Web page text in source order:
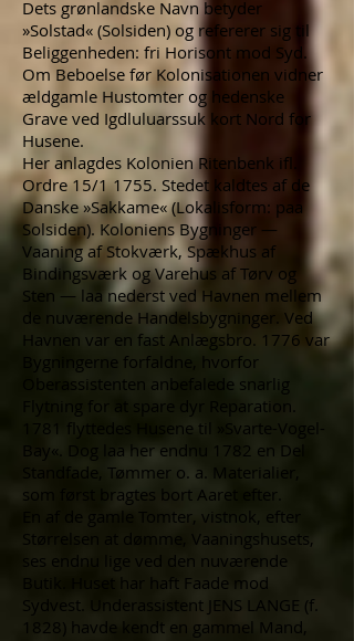
Dets grønlandske Navn betyder
»Solstad« (Solsiden) og refererer sig til
Beliggenheden: fri Horisont mod Syd.
Om Beboelse før Kolonisationen vidner
ældgamle Hustomter og hedenske
Grave ved Igdluluarssuk kort Nord for
Husene.
Her anlagdes Kolonien Ritenbenk ifl.
Ordre 15/1 1755. Stedet kaldtes af de
Danske »Sakkame« (Lokalisform: paa
Solsiden). Koloniens Bygninger —
Vaaning af Stokværk, Spækhus af
Bindingsværk og Varehus af Tørv og
Sten — laa nederst ved Havnen mellem
de nuværende Handelsbygninger. Ved
Havnen var en fast Anlægsbro. 1776 var
Bygningerne forfaldne, hvorfor
Oberassistenten anbefalede snarlig
Flytning for at spare dyr Reparation.
1781 flyttedes Husene til »Svarte-Vogel-
Bay«. Dog laa her endnu 1782 en Del
Standfade, Tømmer o. a. Materialier,
som først bragtes bort Aaret efter.
En af de gamle Tomter, vistnok, efter
Størrelsen at dømme, Vaaningshusets,
ses endnu lige ved den nuværende
Butik. Huset har haft Faade mod
Sydvest. Underassistent JENS LANGE (f.
1828) havde kendt en gammel Mand,